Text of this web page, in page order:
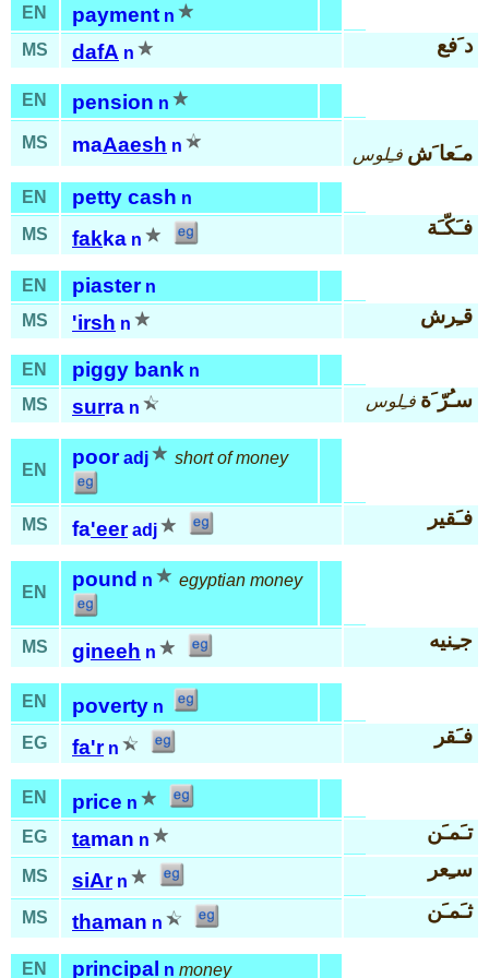
EN payment n
MS
dafA n د َفع
EN pension n
MS maAaesh n مـَعا َش فـِلوس
EN petty cash n
MS
fakka n
فـَكّـَة
EN piaster n
MS
'irsh n قـِرش
EN piggy bank n
MS
surra n سـُرّ َة فـِلوس
EN
poor adj short of money
MS fa'eer adj
فـَقير
EN
pound n egyptian money
MS gineeh n
جـِنيه
EN poverty n
EG
fa'r n
فـَقر
EN price n
EG
taman n تـَمـَن
MS siAr n
سـِعر
MS thaman n
ثـَمـَن
EN principal n money